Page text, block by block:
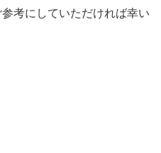
考にしていただければ幸い